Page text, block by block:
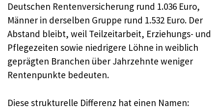
Deutschen Rentenversicherung rund 1.036 Euro,
Männer in derselben Gruppe rund 1.532 Euro. Der
Abstand bleibt, weil Teilzeitarbeit, Erziehungs- und
Pflegezeiten sowie niedrigere Löhne in weiblich
geprägten Branchen über Jahrzehnte weniger
Rentenpunkte bedeuten.
Diese strukturelle Differenz hat einen Namen: